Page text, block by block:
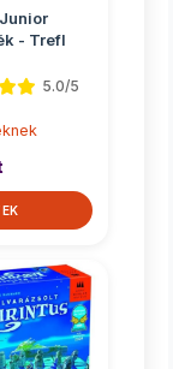
- Trefl
5.0/5